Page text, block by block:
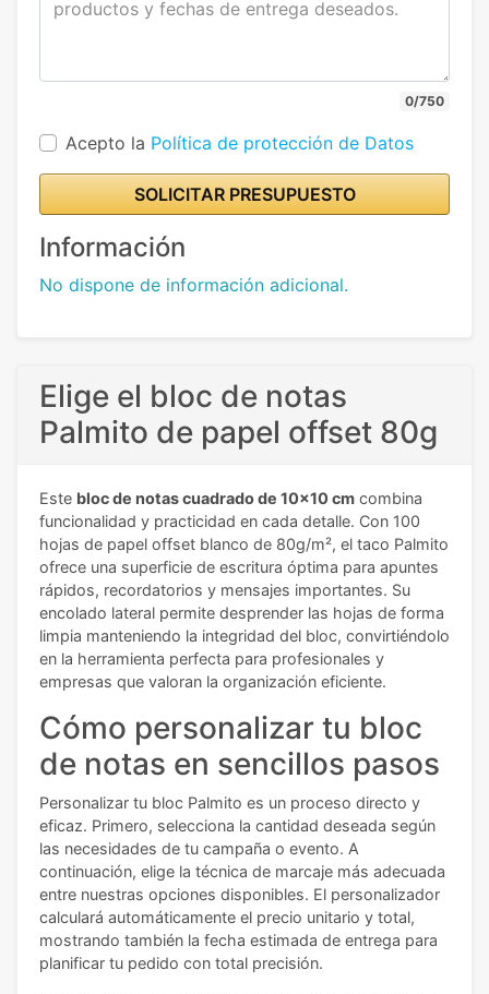
0/750
Acepto la Política de protección de Datos
SOLICITAR PRESUPUESTO
Información
No dispone de información adicional.
Elige el bloc de notas
Palmito de papel offset 80g
Este bloc de notas cuadrado de 10x10 cm combina
funcionalidad y practicidad en cada detalle. Con 100
hojas de papel offset blanco de 80g/m², el taco Palmito
ofrece una superficie de escritura óptima para apuntes
rápidos, recordatorios y mensajes importantes. Su
encolado lateral permite desprender las hojas de forma
limpia manteniendo la integridad del bloc, convirtiéndolo
en la herramienta perfecta para profesionales y
empresas que valoran la organización eficiente.
Cómo personalizar tu bloc
de notas en sencillos pasos
Personalizar tu bloc Palmito es un proceso directo y
eficaz. Primero, selecciona la cantidad deseada según
las necesidades de tu campaña o evento. A
continuación, elige la técnica de marcaje más adecuada
entre nuestras opciones disponibles. El personalizador
calculará automáticamente el precio unitario y total,
mostrando también la fecha estimada de entrega para
planificar tu pedido con total precisión.